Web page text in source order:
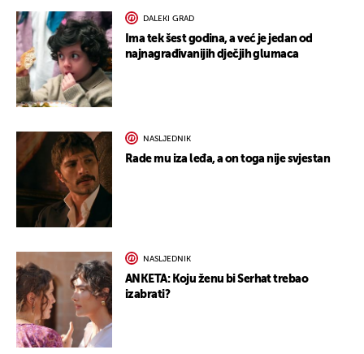
DALEKI GRAD
Ima tek šest godina, a već je jedan od
najnagrađivanijih dječjih glumaca
NASLJEDNIK
Rade mu iza leđa, a on toga nije svjestan
NASLJEDNIK
ANKETA: Koju ženu bi Serhat trebao
izabrati?